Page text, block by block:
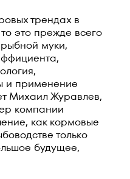
трендах в
это прежде всего
муки,
и применение
Михаил Журавлев,
компании
как кормовые
только
будущее,